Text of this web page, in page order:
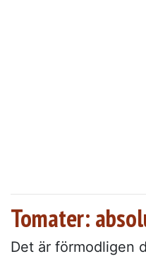
Tomater:
Det är förmodligen